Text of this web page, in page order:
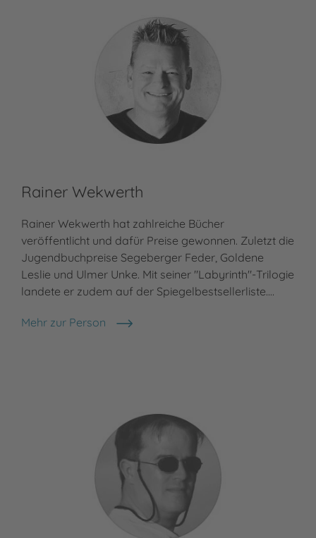
Rainer Wekwerth
Rainer Wekwerth hat zahlreiche Bücher
veröffentlicht und dafür Preise gewonnen. Zuletzt die
Jugendbuchpreise Segeberger Feder, Goldene
Leslie und Ulmer Unke. Mit seiner "Labyrinth"-Trilogie
landete er zudem auf der Spiegelbestsellerliste.…
Mehr zur Person
Rainer Wekwerth